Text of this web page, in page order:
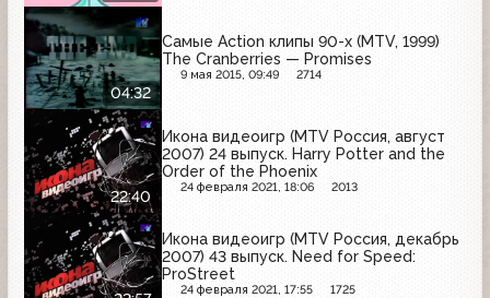
04:32
Самые Action клипы 90-х (MTV, 1999)
The Cranberries — Promises
9 мая 2015, 09:49 2714
22:40
Икона видеоигр (MTV Россия, август
2007) 24 выпуск. Harry Potter and the
Order of the Phoenix
24 февраля 2021, 18:06 2013
Икона видеоигр (MTV Россия, декабрь
2007) 43 выпуск. Need for Speed:
ProStreet
24 февраля 2021, 17:55 1725